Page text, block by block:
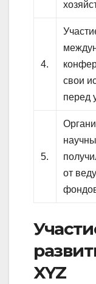
4.
свои
перед
5.
от
XYZ